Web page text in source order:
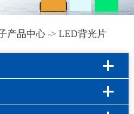
产品中心-> LED背光片